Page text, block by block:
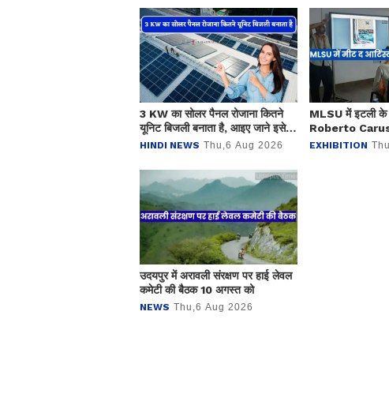
3 KW का सोलर पैनल रोजाना कितने
यूनिट बिजली बनाता है, आइए जाने इसे
लगवाना कितना फायदेमंद ?
HINDI NEWS Thu,6 Aug 2026
MLSU में इटली के
Roberto
सिखाई पेंटिंग्स की
EXHIBITION
उदयपुर में अरावली संरक्षण पर हाई लेवल
कमेटी की बैठक 10 अगस्त को
NEWS Thu,6 Aug 2026